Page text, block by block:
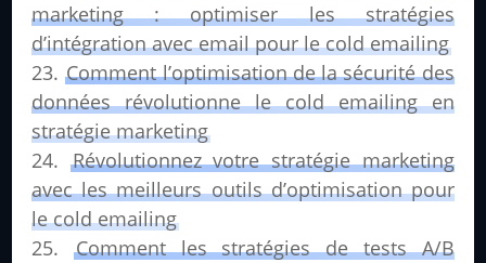
marketing : optimiser les stratégies
d’intégration avec email pour le cold emailing
Comment l’optimisation de la sécurité des
données révolutionne le cold emailing en
stratégie marketing
Révolutionnez votre stratégie marketing
avec les meilleurs outils d’optimisation pour
le cold emailing
Comment les stratégies de tests A/B